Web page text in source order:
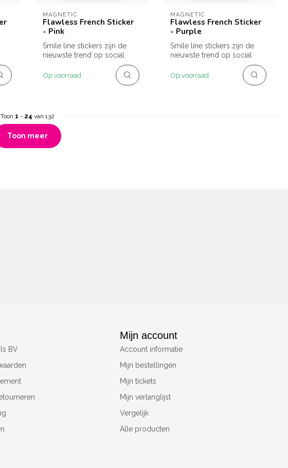
MAGNETIC
Flawless French Sticker
- Pink
Smile line stickers zijn de
nieuwste trend op social
hebben...
Op voorraad
MAGNETIC
Flawless French Sticker
- Purple
Smile line stickers zijn de
nieuwste trend op social
hebben...
Op voorraad
Toon 1 - 24 van 132
Toon meer
BV
Mijn account
Account informatie
Mijn bestellingen
Mijn tickets
Mijn verlanglijst
Vergelijk
Alle producten